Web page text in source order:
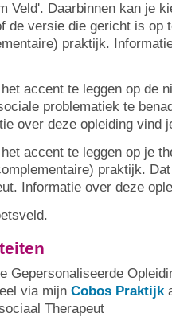
Veld'. Daarbinnen kan je
de versie die gericht is op
praktijk.
accent te leggen op de
problematiek te
over deze opleiding vind
accent te leggen op je
praktijk.
Informatie over deze
Gepersonaliseerde
via mijnCobos Praktijk
Therapeut